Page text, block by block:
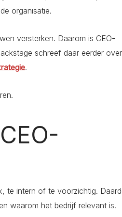
organisatie.
versterken. Daarom is CEO-
schreef daar eerder
.
te intern of te voorzichtig.
waarom het bedrijf relevant is.